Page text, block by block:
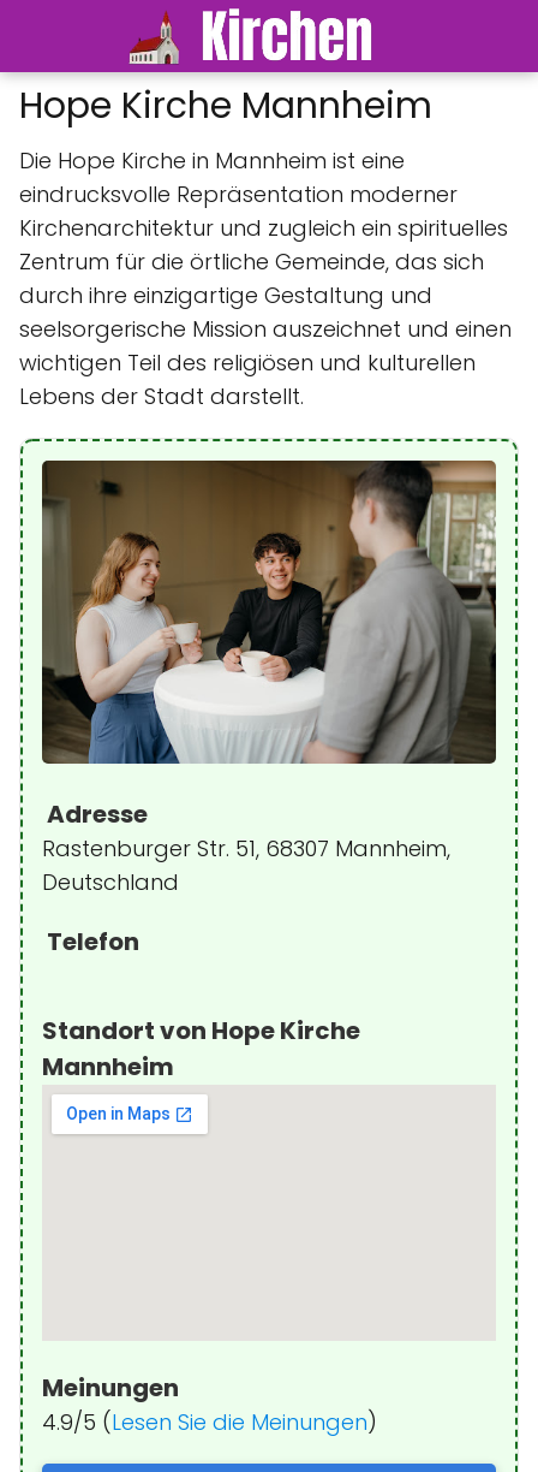
Hope Kirche Mannheim
Die Hope Kirche in Mannheim ist eine
eindrucksvolle Repräsentation moderner
Kirchenarchitektur und zugleich ein spirituelles
Zentrum für die örtliche Gemeinde, das sich
durch ihre einzigartige Gestaltung und
seelsorgerische Mission auszeichnet und einen
wichtigen Teil des religiösen und kulturellen
Lebens der Stadt darstellt.
Adresse
Rastenburger Str. 51, 68307 Mannheim,
Deutschland
Telefon
Standort von Hope Kirche
Mannheim
Meinungen
4.9/5 (Lesen Sie die Meinungen)